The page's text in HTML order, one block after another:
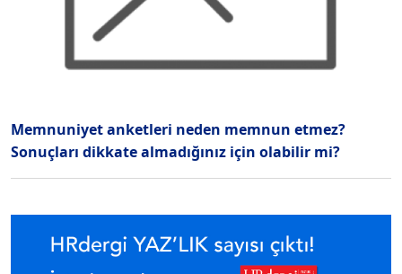
Memnuniyet anketleri neden memnun etmez?
Sonuçları dikkate almadığınız için olabilir mi?